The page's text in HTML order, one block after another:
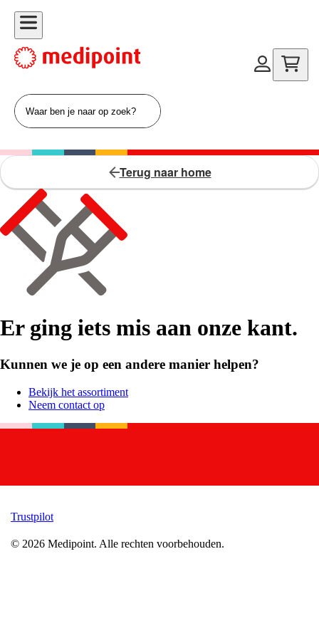
Terug naar home
Er ging iets mis aan onze kant.
Kunnen we je op een andere manier helpen?
Bekijk het assortiment
Neem contact op
Trustpilot
© 2026 Medipoint. Alle rechten voorbehouden.